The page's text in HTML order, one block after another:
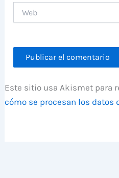
Este sitio usa Akismet para
cómo se procesan los datos